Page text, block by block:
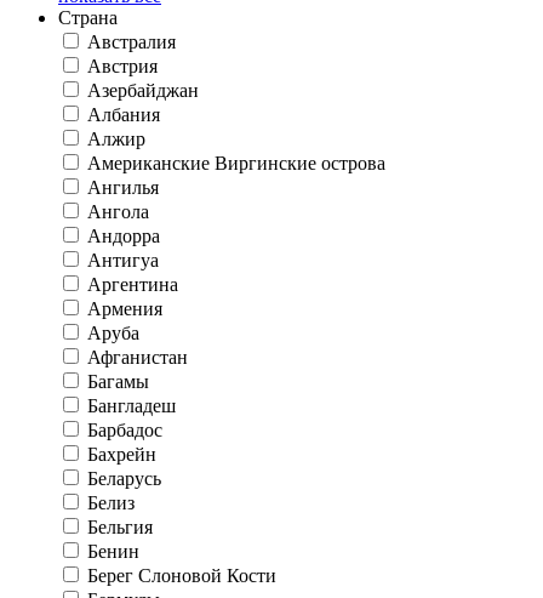
Страна
Австралия
Австрия
Азербайджан
Албания
Алжир
Американские Виргинские острова
Ангилья
Ангола
Андорра
Антигуа
Аргентина
Армения
Аруба
Афганистан
Багамы
Бангладеш
Барбадос
Бахрейн
Беларусь
Белиз
Бельгия
Бенин
Берег Слоновой Кости